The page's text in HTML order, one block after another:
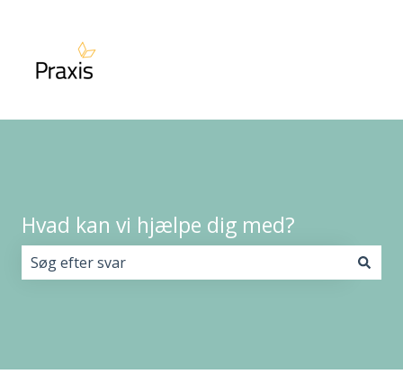
Hvad kan vi hjælpe dig med?